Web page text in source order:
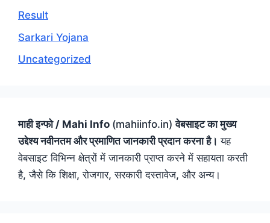
Result
Sarkari Yojana
Uncategorized
माही इन्फो / Mahi Info (mahiinfo.in)वेबसाइट का मुख्य
उद्देश्य नवीनतम और प्रमाणित जानकारी प्रदान करना है। यह
वेबसाइट विभिन्न क्षेत्रों में जानकारी प्राप्त करने में सहायता करती
है, जैसे कि शिक्षा, रोजगार, सरकारी दस्तावेज, और अन्य।